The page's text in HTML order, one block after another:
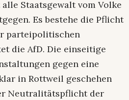
Staatsgewalt vom Volke
Es bestehe die Pflicht
parteipolitischen
die AfD. Die einseitige
gegen eine
in Rottweil geschehen
Neutralitätspflicht der